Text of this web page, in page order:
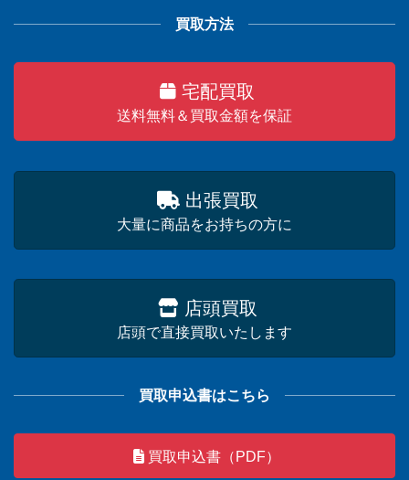
買取方法
宅配買取
送料無料＆買取金額を保証
出張買取
大量に商品をお持ちの方に
店頭買取
店頭で直接買取いたします
買取申込書はこちら
買取申込書（PDF）